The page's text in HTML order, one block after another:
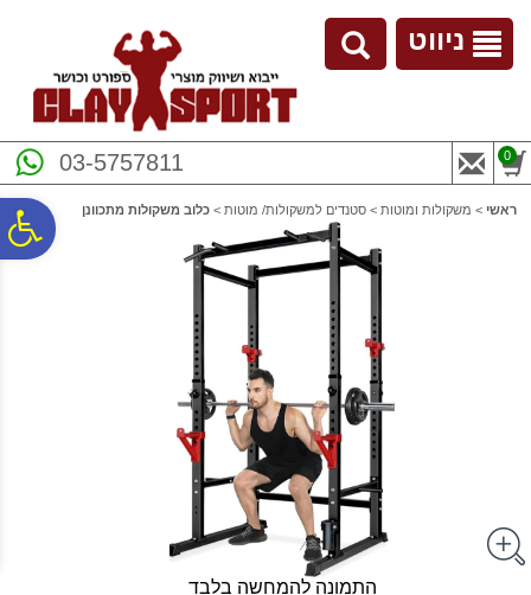
נגישות
ניווט
03-5757811 0
ראשי > משקולות ומוטות > סטנדים למשקולות/ מוטות > כלוב משקולות מתכוונן
התמונה להמחשה בלבד